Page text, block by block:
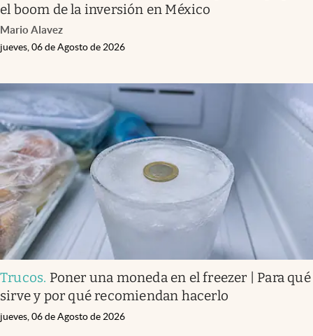
el boom de la inversión en México
Mario Alavez
jueves, 06 de Agosto de 2026
Trucos. Poner una moneda en el freezer | Para qué
sirve y por qué recomiendan hacerlo
jueves, 06 de Agosto de 2026